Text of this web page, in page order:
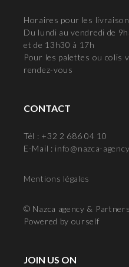
Horaires pour les
Du lundi au vendredi de
et de 13h30 à 17h
Pour les palettes ou colis
rendez-vous
CONTACT
Tél : +32 2 686 04 10
E-Mail : info@nazca-
Mentions légales
© Nazca agency &
Powered by ourself
JOIN US ON